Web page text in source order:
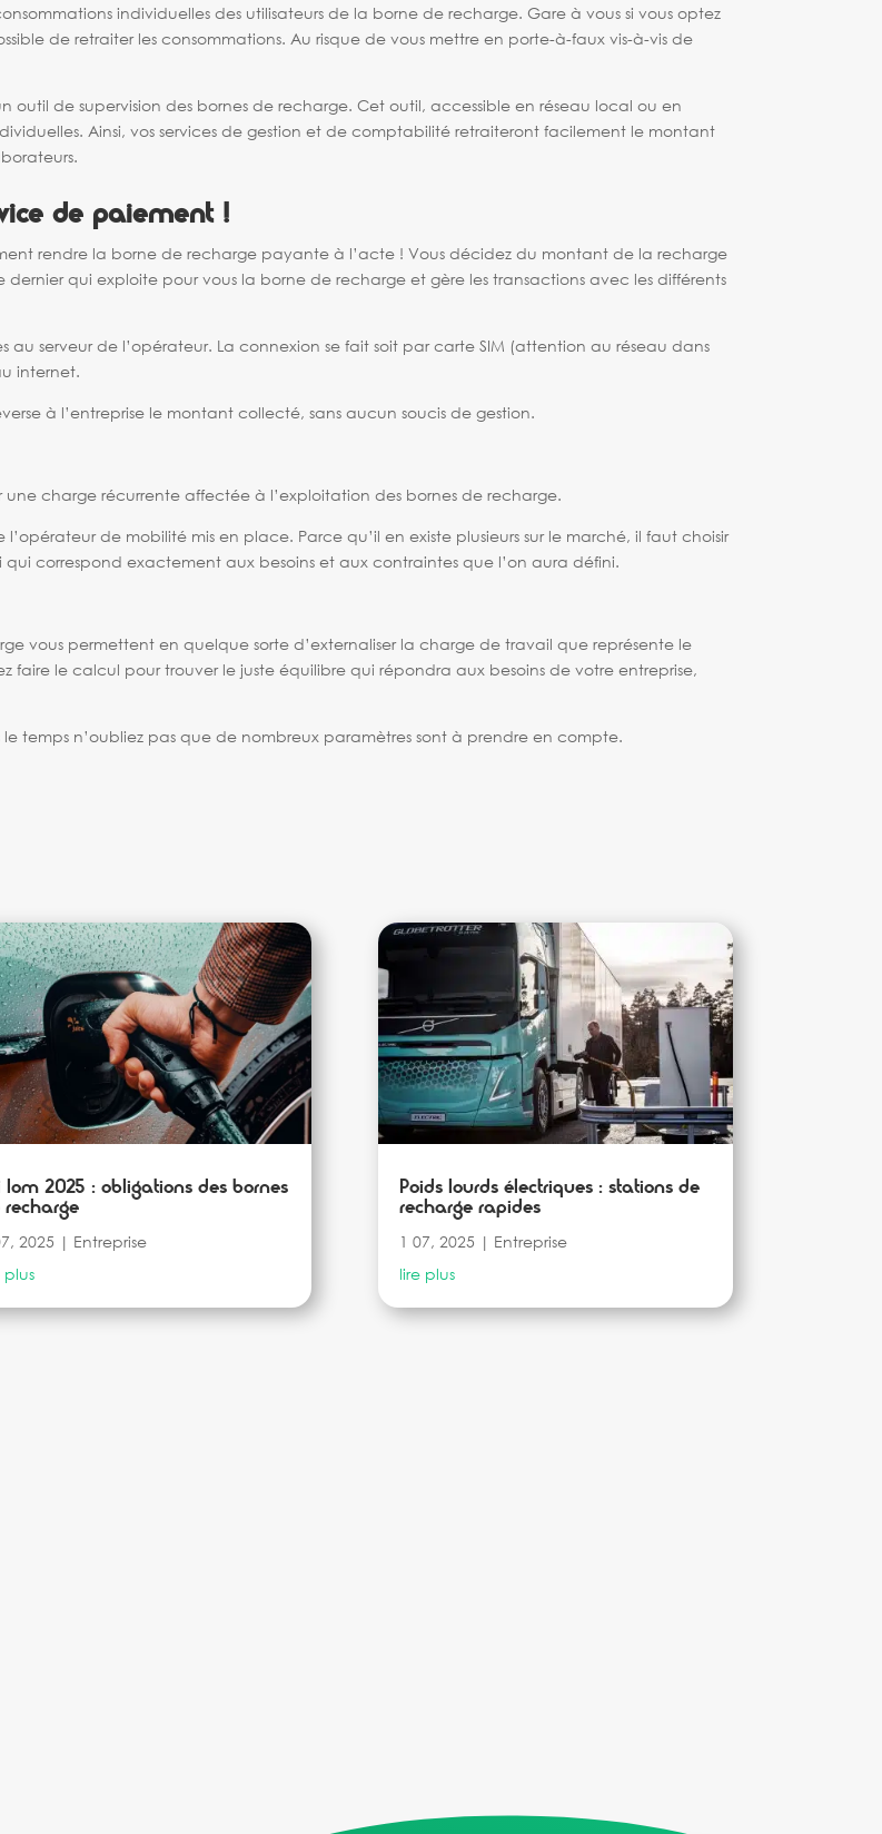
individuelles des utilisateurs de la borne de recharge. Gare à vous si vous optez
de retraiter les consommations. Au risque de vous mettre en porte-à-faux vis-à-vis de
outil de supervision des bornes de recharge. Cet outil, accessible en réseau local ou en
Ainsi, vos services de gestion et de comptabilité retraiteront facilement le montant
de paiement !
rendre la borne de recharge payante à l’acte ! Vous décidez du montant de la recharge
qui exploite pour vous la borne de recharge et gère les transactions avec les différents
serveur de l’opérateur. La connexion se fait soit par carte SIM (attention au réseau dans
internet.
à l’entreprise le montant collecté, sans aucun soucis de gestion.
une charge récurrente affectée à l’exploitation des bornes de recharge.
de mobilité mis en place. Parce qu’il en existe plusieurs sur le marché, il faut choisir
correspond exactement aux besoins et aux contraintes que l’on aura défini.
vous permettent en quelque sorte d’externaliser la charge de travail que représente le
le calcul pour trouver le juste équilibre qui répondra aux besoins de votre entreprise,
le temps n’oubliez pas que de nombreux paramètres sont à prendre en compte.
lom 2025 : obligations des bornes
2025 | Entreprise
plus
Poids lourds électriques : stations de
recharge rapides
1 07, 2025 | Entreprise
lire plus